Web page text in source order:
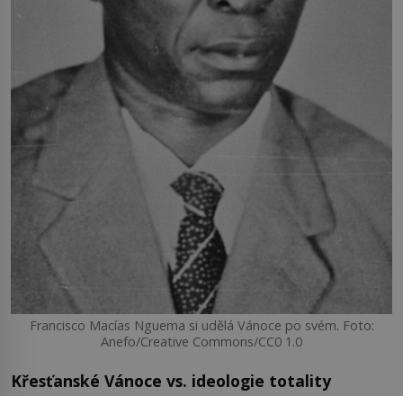
Francisco Macías Nguema si udělá Vánoce po svém. Foto:
Anefo/Creative Commons/CC0 1.0
Křesťanské Vánoce vs. ideologie totality